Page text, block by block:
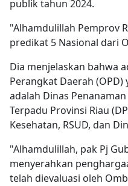
publik tahun 2024.
"Alhamdulillah Pemprov
predikat 5 Nasional dari
Dia menjelaskan bahwa
Perangkat Daerah
adalah Dinas
Terpadu Provinsi Riau
Kesehatan, RSUD, dan
"Alhamdulillah, pak Pj
menyerahkan
telah dievaluasi oleh